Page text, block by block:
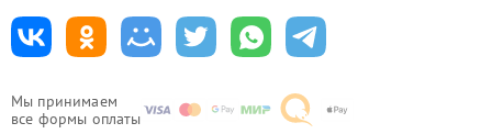
Мы принимаем
все формы оплаты